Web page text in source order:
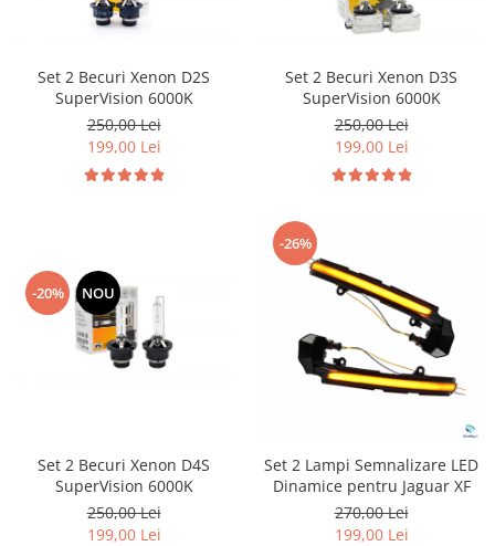
Set 2 Becuri Xenon D2S
SuperVision 6000K
250,00 Lei
199,00 Lei
Set 2 Becuri Xenon D3S
SuperVision 6000K
250,00 Lei
199,00 Lei
-20% NOU
Set 2 Becuri Xenon D4S
SuperVision 6000K
250,00 Lei
199,00 Lei
-26%
Set 2 Lampi Semnalizare LED
Dinamice pentru Jaguar XF
270,00 Lei
199,00 Lei